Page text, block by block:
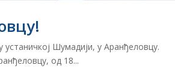
Шумадији, у Аранђеловцу.
од 18...